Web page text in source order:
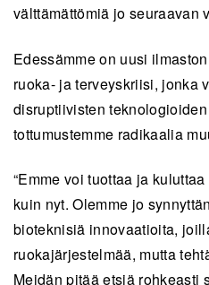
välttämättömiä jo seuraavan
Edessämme on uusi
ruoka- ja terveyskriisi, jonka
disruptiivisten
tottumustemme radikaalia
“Emme voi tuottaa ja
kuin nyt. Olemme jo
bioteknisiä innovaatioita,
ruokajärjestelmää, mutta
Meidän pitää etsiä rohkeasti